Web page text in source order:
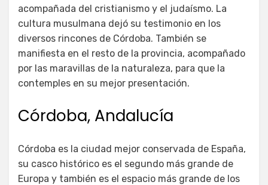
acompañada del cristianismo y el judaísmo. La
cultura musulmana dejó su testimonio en los
diversos rincones de Córdoba. También se
manifiesta en el resto de la provincia, acompañado
por las maravillas de la naturaleza, para que la
contemples en su mejor presentación.
Córdoba, Andalucía
Córdoba es la ciudad mejor conservada de España,
su casco histórico es el segundo más grande de
Europa y también es el espacio más grande de los